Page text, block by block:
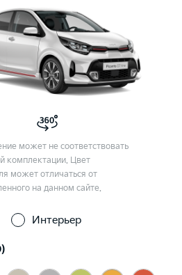
может не соответствовать
комплектации. Цвет
может отличаться от
на данном сайте.
Интерьер